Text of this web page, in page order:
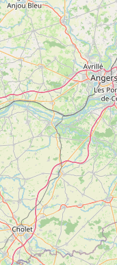
Saint-Nazaire, les
was hired for the
finnish kotas,